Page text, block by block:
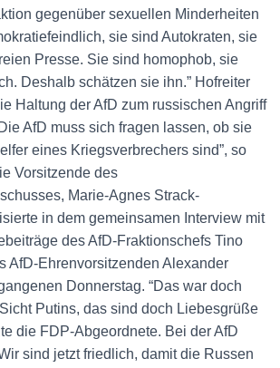
gegenüber sexuellen Minderheiten
sie sind Autokraten, sie
Presse. Sie sind homophob, sie
Deshalb schätzen sie ihn.” Hofreiter
Haltung der AfD zum russischen Angriff
AfD muss sich fragen lassen, ob sie
eines Kriegsverbrechers sind”, so
Vorsitzende des
Marie-Agnes Strack-
in dem gemeinsamen Interview mit
des AfD-Fraktionschefs Tino
AfD-Ehrenvorsitzenden Alexander
Donnerstag. “Das war doch
Putins, das sind doch Liebesgrüße
die FDP-Abgeordnete. Bei der AfD
sind jetzt friedlich, damit die Russen